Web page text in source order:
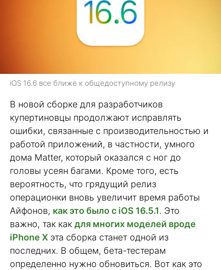
iOS 16.6 все ближе к общедоступному релизу
В новой сборке для разработчиков
купертиновцы продолжают исправлять
ошибки, связанные с производительностью и
работой приложений, в частности, умного
дома Matter, который оказался с ног до
головы усеян багами. Кроме того, есть
вероятность, что грядущий релиз
операционки вновь увеличит время работы
Айфонов, как это было с iOS 16.5.1. Это
важно, так как для многих моделей вроде
iPhone X эта сборка станет одной из
последних. В общем, бета-тестерам
определенно нужно обновиться. Вот как это